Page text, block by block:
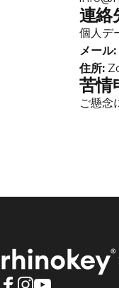
連絡
個人デ
メール:
住所:
苦情
ご懸念
Rhinokey®